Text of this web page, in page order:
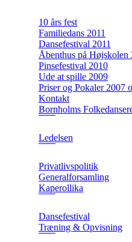
10 års fest
Familiedans 2011
Dansefestival 2011
Åbenthus på Højskolen
Pinsefestival 2010
Ude at spille 2009
Priser og Pokaler 2007
Kontakt
Bornholms
Ledelsen
Privatlivspolitik
Generalforsamling
Kaperollika
Dansefestival
Træning & Opvisning